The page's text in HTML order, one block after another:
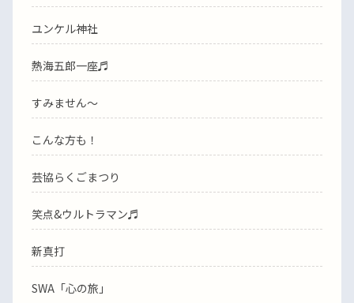
ユンケル神社
熱海五郎一座♬
すみません〜
こんな方も！
芸協らくごまつり
笑点&ウルトラマン♬
新真打
SWA「心の旅」